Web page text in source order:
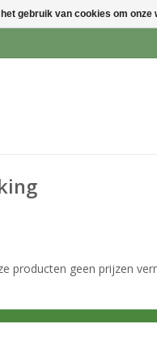
producten geen prijzen
gebruik van cookies om